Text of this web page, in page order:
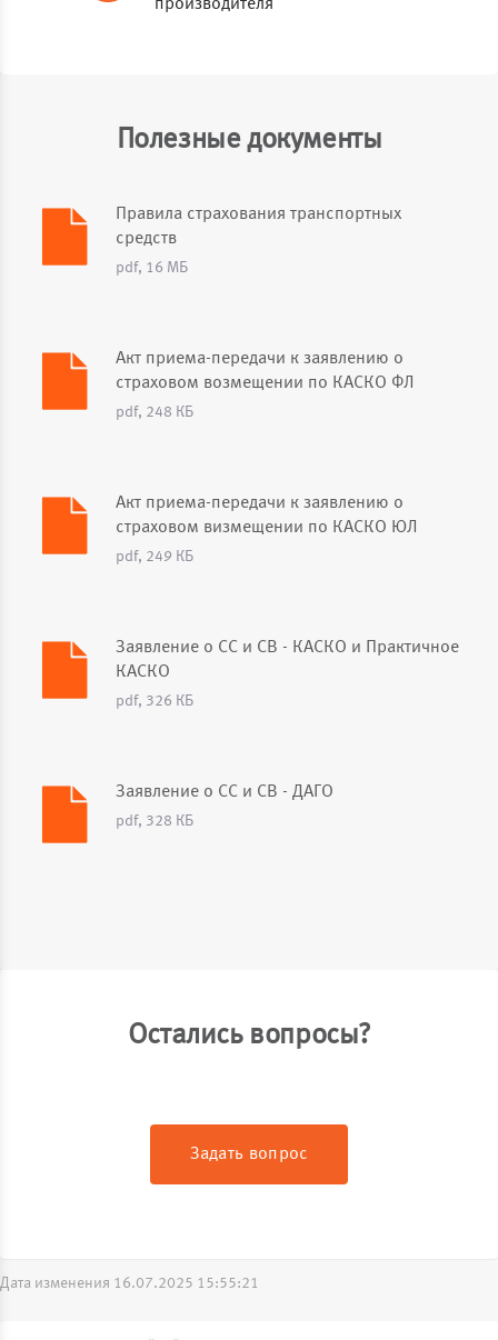
производителя
Полезные документы
Правила страхования транспортных
средств
pdf, 16 МБ
Акт приема-передачи к заявлению о
страховом возмещении по КАСКО ФЛ
pdf, 248 КБ
Акт приема-передачи к заявлению о
страховом визмещении по КАСКО ЮЛ
pdf, 249 КБ
Заявление о СС и СВ - КАСКО и Практичное
КАСКО
pdf, 326 КБ
Заявление о СС и СВ - ДАГО
pdf, 328 КБ
Остались вопросы?
Задать вопрос
Дата изменения 16.07.2025 15:55:21